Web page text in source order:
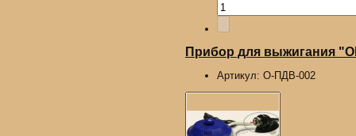
Прибор для выжигания
Артикул: О-ПДВ-002